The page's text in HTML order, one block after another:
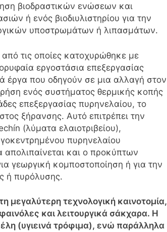
βιοδραστικών ενώσεων και
ή ενός βιοδιυλιστηρίου για την
υποστρωμάτων ή λιπασμάτων.
τις οποίες κατοχυρώθηκε με
εργοστάσια επεξεργασίας
έργα που οδηγούν σε μια αλλαγή στον
ενός συστήματος θερμικής κοπής
επεξεργασίας πυρηνελαίου, το
ξήρανσης. Αυτό επιτρέπει την
(λύματα ελαιοτριβείου),
πυρηνελαίου
και ο προκύπτων
γεωργική κομποστοποίηση ή για την
ή πυρόλυσης.
μεγαλύτερη τεχνολογική καινοτομία,
και λειτουργικά σάκχαρα. Η
(υγιεινά τρόφιμα), ενώ παράλληλα